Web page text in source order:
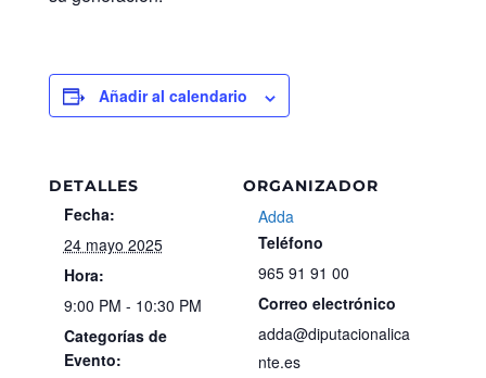
Añadir al calendario
DETALLES
Fecha:
24 mayo 2025
Hora:
9:00 PM - 10:30 PM
Categorías de
Evento:
ORGANIZADOR
Adda
Teléfono
965 91 91 00
Correo electrónico
adda@diputacionalica
nte.es